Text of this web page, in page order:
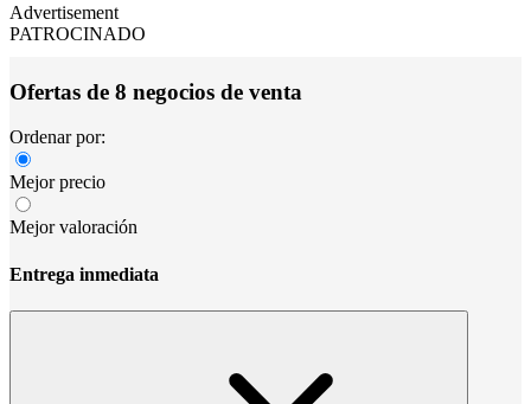
Advertisement
PATROCINADO
Ofertas de 8 negocios de venta
Ordenar por:
Mejor precio
Mejor valoración
Entrega inmediata